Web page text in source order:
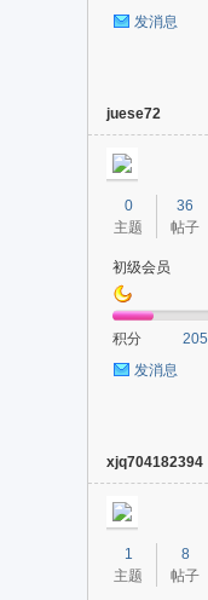
发消息
juese72
0
主题
36
帖子
初级会员
积分
205
发消息
xjq704182394
1
主题
8
帖子